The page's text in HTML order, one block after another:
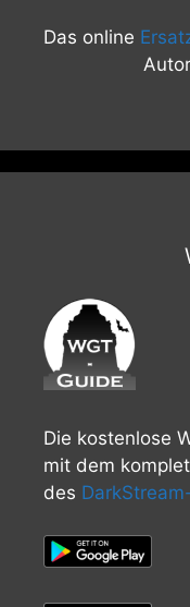
Das online
Die kostenlose
mit dem
des